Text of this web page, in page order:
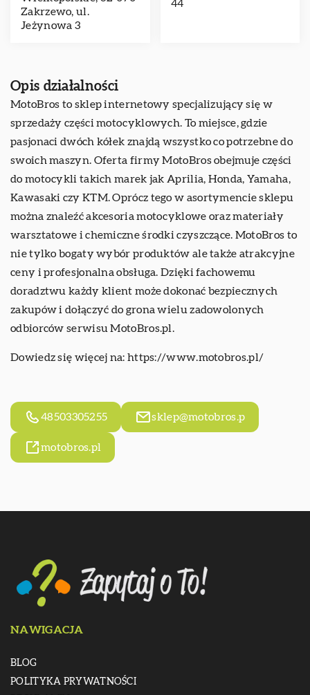
Zakrzewo, ul.
Jeżynowa 3
44
Opis działalności
MotoBros to sklep internetowy specjalizujący się w
sprzedaży części motocyklowych. To miejsce, gdzie
pasjonaci dwóch kółek znajdą wszystko co potrzebne do
swoich maszyn. Oferta firmy MotoBros obejmuje części
do motocykli takich marek jak Aprilia, Honda, Yamaha,
Kawasaki czy KTM. Oprócz tego w asortymencie sklepu
można znaleźć akcesoria motocyklowe oraz materiały
warsztatowe i chemiczne środki czyszczące. MotoBros to
nie tylko bogaty wybór produktów ale także atrakcyjne
ceny i profesjonalna obsługa. Dzięki fachowemu
doradztwu każdy klient może dokonać bezpiecznych
zakupów i dołączyć do grona wielu zadowolonych
odbiorców serwisu MotoBros.pl.
Dowiedz się więcej na: https://www.motobros.pl/
48503305255 sklep@motobros.p
motobros.pl
NAWIGACJA
BLOG
POLITYKA PRYWATNOŚCI